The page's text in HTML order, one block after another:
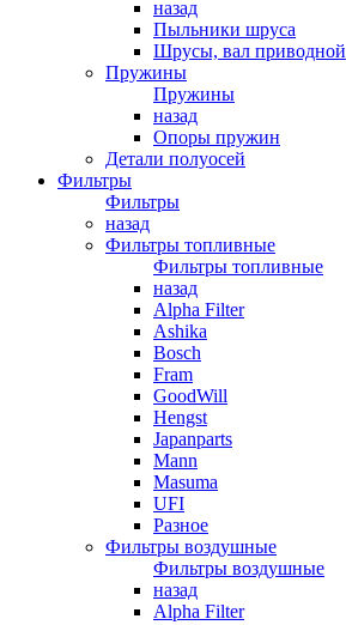
назад
Пыльники шруса
Шрусы, вал приводной
Пружины
Пружины
назад
Опоры пружин
Детали полуосей
Фильтры
Фильтры
назад
Фильтры топливные
Фильтры топливные
назад
Alpha Filter
Ashika
Bosch
Fram
GoodWill
Hengst
Japanparts
Mann
Masuma
UFI
Разное
Фильтры воздушные
Фильтры воздушные
назад
Alpha Filter